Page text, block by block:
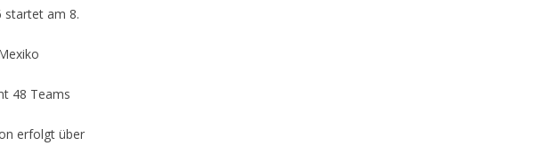
startet am 8.
48 Teams
erfolgt über